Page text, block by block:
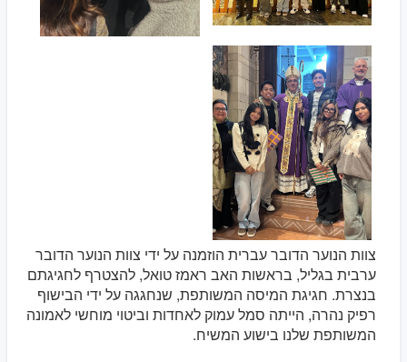
צוות הנוער הדובר עברית הוזמנה על ידי צוות הנוער הדובר
ערבית בגליל, בראשות האב ראמז טואל, להצטרף לחגיגתם
בנצרת. חגיגת המיסה המשותפת, שנחגגה על ידי הבישוף
רפיק נהרה, הייתה סמל עמוק לאחדות וביטוי מוחשי לאמונה
המשותפת שלנו בישוע המשיח.